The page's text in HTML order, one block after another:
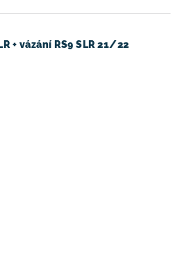
+ vázání RS9 SLR 21/22